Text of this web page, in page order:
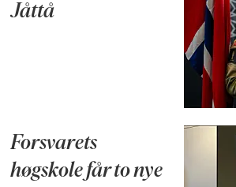
Jåttå
Forsvarets
høgskole får to nye